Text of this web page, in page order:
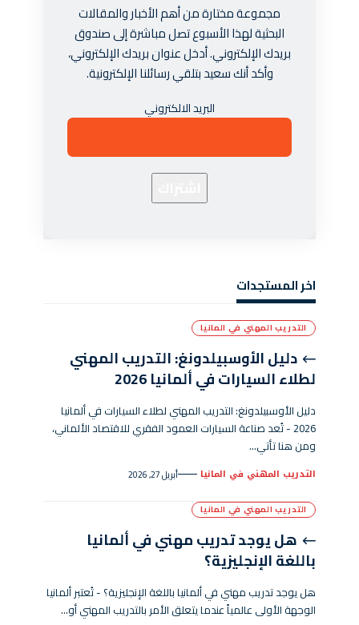
مجموعة مختارة من أهم الأخبار والمقالات
البحثية لهذا الأسبوع تصل مباشرة إلى صندوق
بريدك الإلكتروني. أدخل عنوان بريدك الإلكتروني،
وأكد أنك سعيد بتلقي رسائلنا الإلكترونية.
البريد الالكتروني
اخر المستجدات
التدريب المهني في المانيا
دليل الأوسبيلدونغ: التدريب المهني
لطلاء السيارات في ألمانيا 2026
دليل الأوسبيلدونغ: التدريب المهني لطلاء السيارات في ألمانيا
2026 - تُعد صناعة السيارات العمود الفقري للاقتصاد الألماني،
ومن هنا تأتي…
التدريب المهني في المانيا أبريل 27, 2026
التدريب المهني في المانيا
هل يوجد تدريب مهني في ألمانيا
باللغة الإنجليزية؟
هل يوجد تدريب مهني في ألمانيا باللغة الإنجليزية؟ - تُعتبر ألمانيا
الوجهة الأولى عالمياً عندما يتعلق الأمر بالتدريب المهني أو…